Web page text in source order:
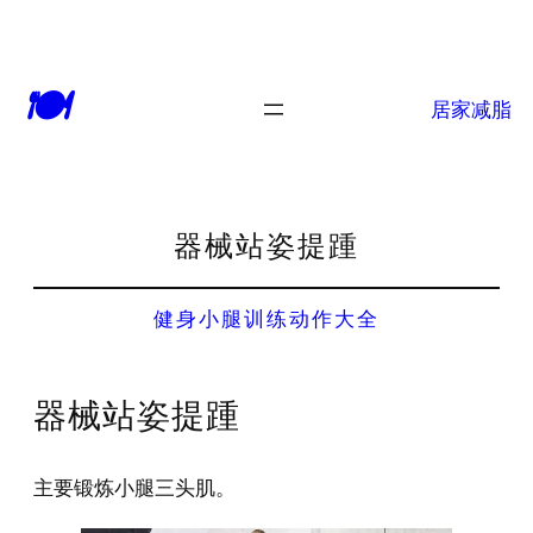
🍽 居家减脂
器械站姿提踵
健身小腿训练动作大全
器械站姿提踵
主要锻炼小腿三头肌。